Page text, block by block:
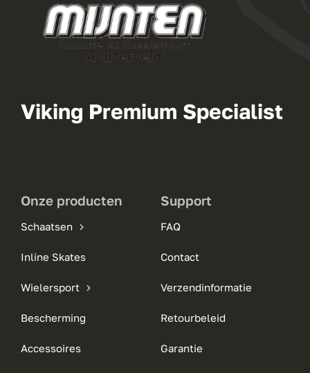
Viking Premium Specialist
Onze producten
Schaatsen
Inline Skates
Wielersport
Bescherming
Accessoires
Support
FAQ
Contact
Verzendinformatie
Retourbeleid
Garantie